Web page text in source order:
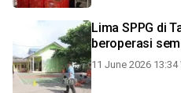
Lima SPPG di
beroperasi
11 June 2026 13:34